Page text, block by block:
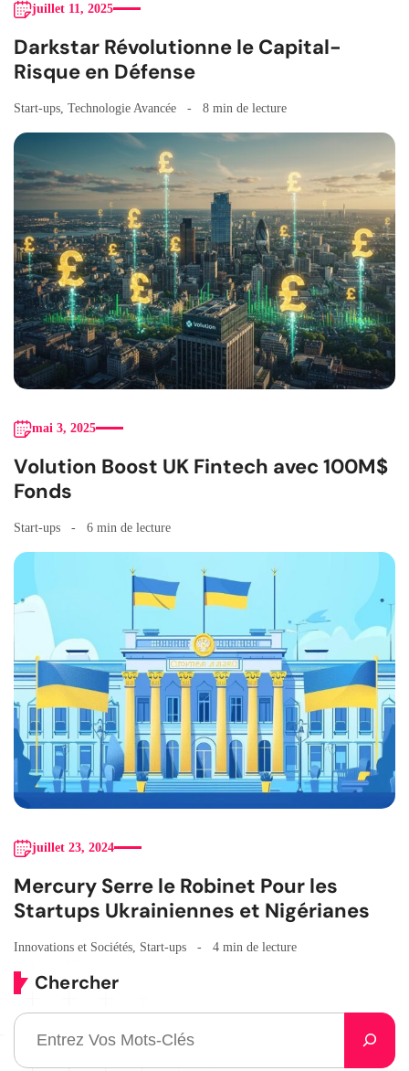
juillet 11, 2025
Darkstar Révolutionne le Capital-
Risque en Défense
Start-ups Technologie Avancée 8 min de lecture
mai 3, 2025
Volution Boost UK Fintech avec 100M$
Fonds
Start-ups 6 min de lecture
juillet 23, 2024
Mercury Serre le Robinet Pour les
Startups Ukrainiennes et Nigérianes
Innovations et Sociétés Start-ups 4 min de lecture
Chercher